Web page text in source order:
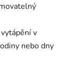
v
nebo dny